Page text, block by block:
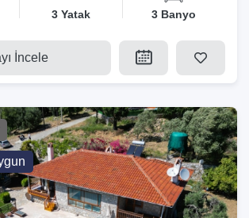
3 Yatak 3 Banyo
İncele